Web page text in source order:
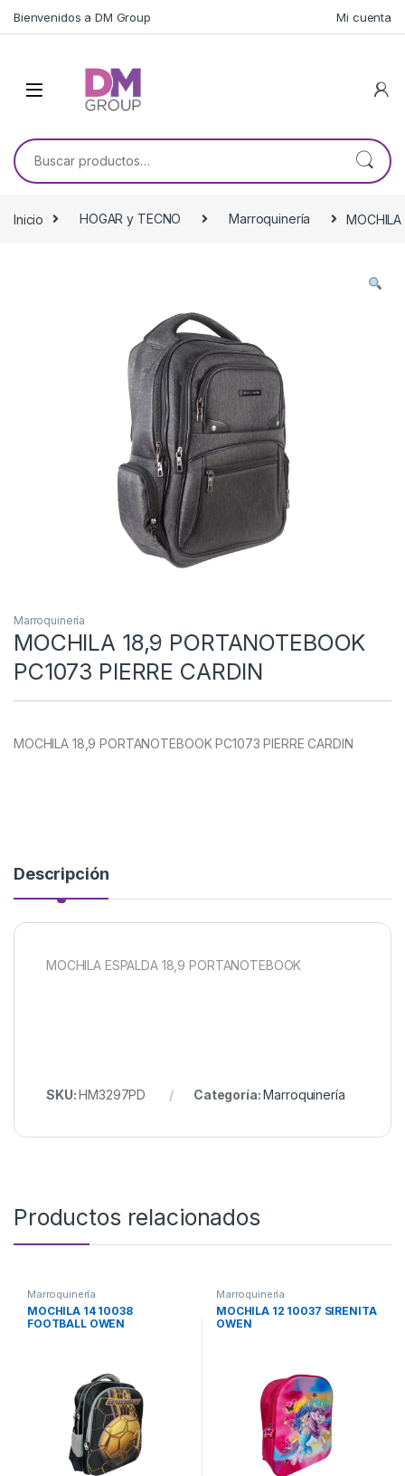
Bienvenidos a DM Group Mi cuenta
Buscar por:
Inicio HOGAR y TECNO Marroquinería MOCHILA
Marroquinería
MOCHILA 18,9 PORTANOTEBOOK
PC1073 PIERRE CARDIN
MOCHILA 18,9 PORTANOTEBOOK PC1073 PIERRE CARDIN
Descripción
MOCHILA ESPALDA 18,9 PORTANOTEBOOK
SKU:HM3297PD Categoría:Marroquinería
Productos relacionados
Marroquinería
MOCHILA 14 10038
FOOTBALL OWEN
Marroquinería
MOCHILA 12 10037 SIRENITA
OWEN